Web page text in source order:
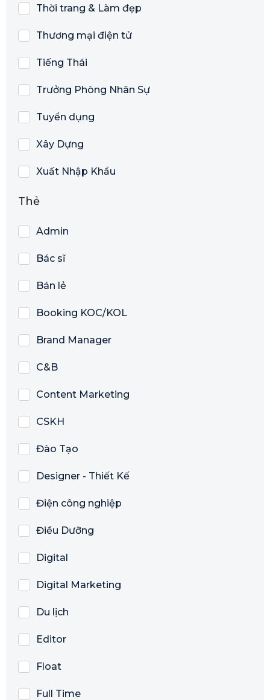
Thời trang & Làm đẹp
Thương mại điện tử
Tiếng Thái
Trưởng Phòng Nhân Sự
Tuyển dụng
Xây Dựng
Xuất Nhập Khẩu
Thẻ
Admin
Bác sĩ
Bán lẻ
Booking KOC/KOL
Brand Manager
C&B
Content Marketing
CSKH
Đào Tạo
Designer - Thiết Kế
Điện công nghiệp
Điều Dưỡng
Digital
Digital Marketing
Du lịch
Editor
Float
Full Time